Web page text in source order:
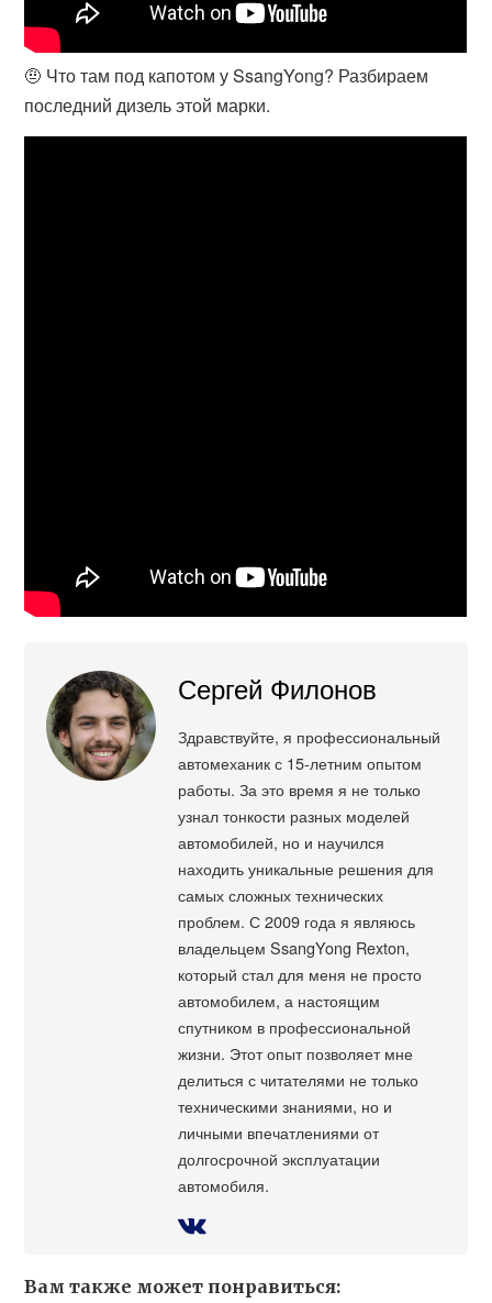
🤨 Что там под капотом у SsangYong? Разбираем
последний дизель этой марки.
Сергей Филонов
Здравствуйте, я профессиональный
автомеханик с 15-летним опытом
работы. За это время я не только
узнал тонкости разных моделей
автомобилей, но и научился
находить уникальные решения для
самых сложных технических
проблем. С 2009 года я являюсь
владельцем SsangYong Rexton,
который стал для меня не просто
автомобилем, а настоящим
спутником в профессиональной
жизни. Этот опыт позволяет мне
делиться с читателями не только
техническими знаниями, но и
личными впечатлениями от
долгосрочной эксплуатации
автомобиля.
Вам также может понравиться: